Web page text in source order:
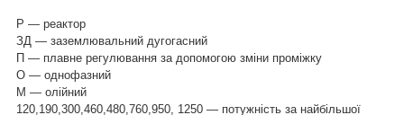
Р — реактор
ЗД — заземлювальний дугогасний
П — плавне регулювання за допомогою зміни проміжку
О — однофазний
М — олійний
120,190,300,460,480,760,950, 1250 — потужність за найбільшої